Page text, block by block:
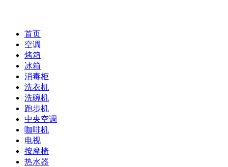
首页
空调
烤箱
冰箱
消毒柜
洗衣机
洗碗机
跑步机
中央空调
咖啡机
电视
按摩椅
热水器